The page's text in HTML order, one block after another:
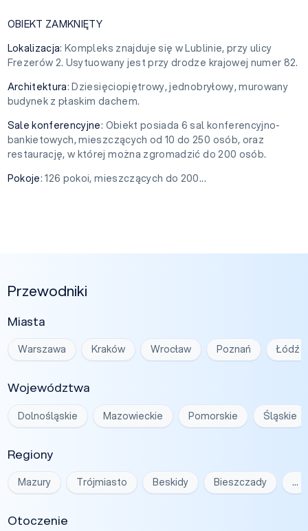
OBIEKT ZAMKNIĘTY
Lokalizacja: Kompleks znajduje się w Lublinie, przy ulicy
Frezerów 2. Usytuowany jest przy drodze krajowej numer 82.
Architektura: Dziesięciopiętrowy, jednobryłowy, murowany
budynek z płaskim dachem.
Sale konferencyjne: Obiekt posiada 6 sal konferencyjno-
bankietowych, mieszczących od 10 do 250 osób, oraz
restaurację, w której można zgromadzić do 200 osób.
Pokoje: 126 pokoi, mieszczących do 200...
Przewodniki
Miasta
Warszawa Kraków Wrocław Poznań Łódź
Województwa
Dolnośląskie Mazowieckie Pomorskie Śląskie
Regiony
Mazury Trójmiasto Beskidy Bieszczady …
Otoczenie